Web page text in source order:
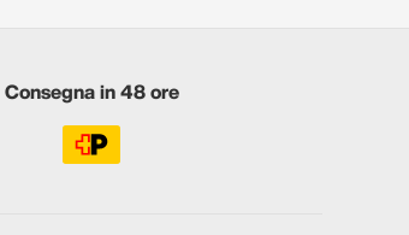
Consegna in 48 ore